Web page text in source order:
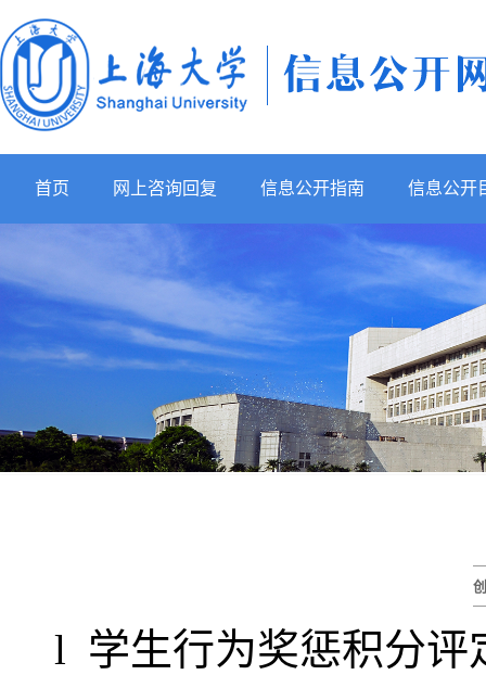
首页 网上咨询回复 信息公开指南 信息公开
l 学生行为奖惩积分评